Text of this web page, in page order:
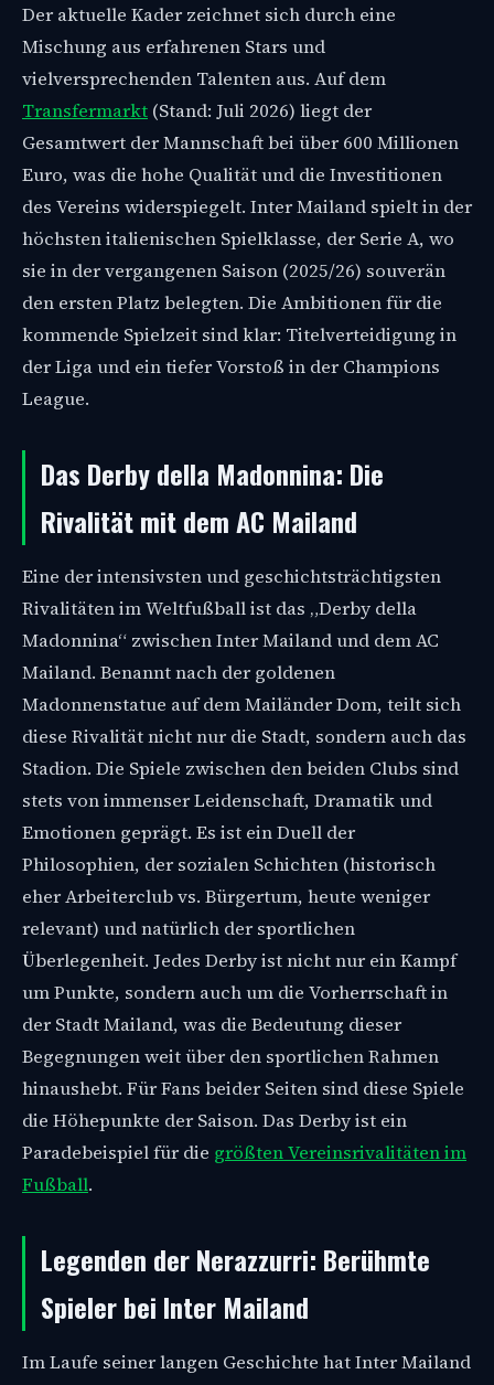
Der aktuelle Kader zeichnet sich durch eine
Mischung aus erfahrenen Stars und
vielversprechenden Talenten aus. Auf dem
Transfermarkt (Stand: Juli 2026) liegt der
Gesamtwert der Mannschaft bei über 600 Millionen
Euro, was die hohe Qualität und die Investitionen
des Vereins widerspiegelt. Inter Mailand spielt in der
höchsten italienischen Spielklasse, der Serie A, wo
sie in der vergangenen Saison (2025/26) souverän
den ersten Platz belegten. Die Ambitionen für die
kommende Spielzeit sind klar: Titelverteidigung in
der Liga und ein tiefer Vorstoß in der Champions
League.
Das Derby della Madonnina: Die
Rivalität mit dem AC Mailand
Eine der intensivsten und geschichtsträchtigsten
Rivalitäten im Weltfußball ist das „Derby della
Madonnina“ zwischen Inter Mailand und dem AC
Mailand. Benannt nach der goldenen
Madonnenstatue auf dem Mailänder Dom, teilt sich
diese Rivalität nicht nur die Stadt, sondern auch das
Stadion. Die Spiele zwischen den beiden Clubs sind
stets von immenser Leidenschaft, Dramatik und
Emotionen geprägt. Es ist ein Duell der
Philosophien, der sozialen Schichten (historisch
eher Arbeiterclub vs. Bürgertum, heute weniger
relevant) und natürlich der sportlichen
Überlegenheit. Jedes Derby ist nicht nur ein Kampf
um Punkte, sondern auch um die Vorherrschaft in
der Stadt Mailand, was die Bedeutung dieser
Begegnungen weit über den sportlichen Rahmen
hinaushebt. Für Fans beider Seiten sind diese Spiele
die Höhepunkte der Saison. Das Derby ist ein
Paradebeispiel für die größten Vereinsrivalitäten im
Fußball.
Legenden der Nerazzurri: Berühmte
Spieler bei Inter Mailand
Im Laufe seiner langen Geschichte hat Inter Mailand